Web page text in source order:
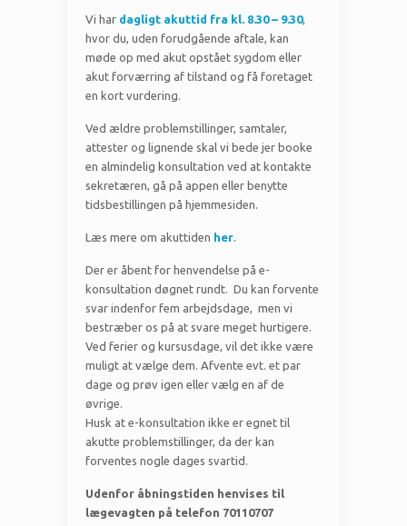
Vi har dagligt akuttid fra kl. 8.30 – 9.30,
hvor du, uden forudgående aftale, kan
møde op med akut opstået sygdom eller
akut forværring af tilstand og få foretaget
en kort vurdering.
Ved ældre problemstillinger, samtaler,
attester og lignende skal vi bede jer booke
en almindelig konsultation ved at kontakte
sekretæren, gå på appen eller benytte
tidsbestillingen på hjemmesiden.
Læs mere om akuttiden her.
Der er åbent for henvendelse på e-
konsultation døgnet rundt. Du kan forvente
svar indenfor fem arbejdsdage, men vi
bestræber os på at svare meget hurtigere.
Ved ferier og kursusdage, vil det ikke være
muligt at vælge dem. Afvente evt. et par
dage og prøv igen eller vælg en af de
øvrige.
Husk at e-konsultation ikke er egnet til
akutte problemstillinger, da der kan
forventes nogle dages svartid.
Udenfor åbningstiden henvises til
lægevagten på telefon 70110707